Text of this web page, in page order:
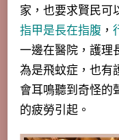
家，也要求賢民可
指甲是長在指腹 ，
一邊在醫院，護理
為是飛蚊症，也有
會耳鳴聽到奇怪的
的疲勞引起。